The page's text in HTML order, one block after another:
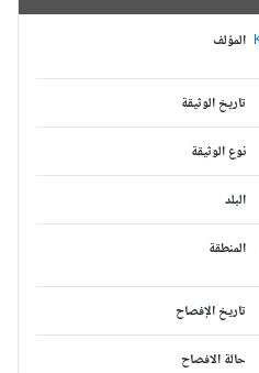
تاريخ الوثيقة
نوع الوثيقة
البلد
تاريخ الإفصاح
حالة الافصاح